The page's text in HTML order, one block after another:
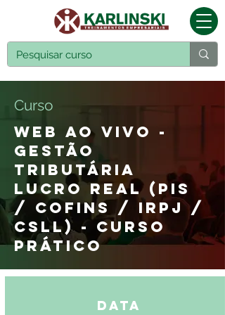
Curso
WEB AO VIVO -
GESTÃO
TRIBUTÁRIA
LUCRO REAL (PIS
/ COFINS / IRPJ /
CSLL) - CURSO
PRÁTICO
Data